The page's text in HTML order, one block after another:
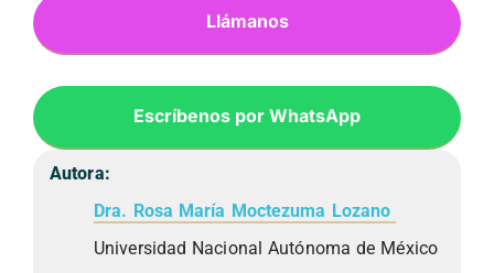
Llámanos
Escríbenos por WhatsApp
Autora:
Dra. Rosa María Moctezuma Lozano
Universidad Nacional Autónoma de México